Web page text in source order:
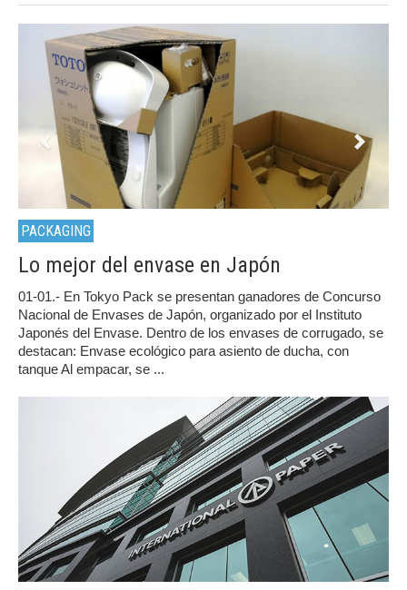
PACKAGING
Lo mejor del envase en Japón
01-01.- En Tokyo Pack se presentan ganadores de Concurso
Nacional de Envases de Japón, organizado por el Instituto
Japonés del Envase. Dentro de los envases de corrugado, se
destacan: Envase ecológico para asiento de ducha, con
tanque Al empacar, se ...